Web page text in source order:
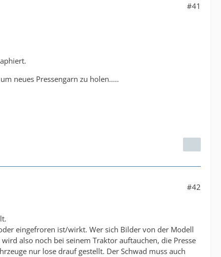
#41
neues Pressengarn zu holen.....
#42
eingefroren ist/wirkt. Wer sich Bilder von der Modell
also noch bei seinem Traktor auftauchen, die Presse
nur lose drauf gestellt. Der Schwad muss auch